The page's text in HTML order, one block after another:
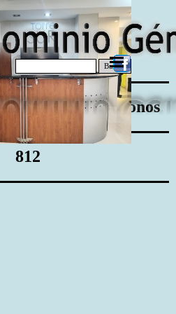
Buscar
Oficina Teléfonos
812